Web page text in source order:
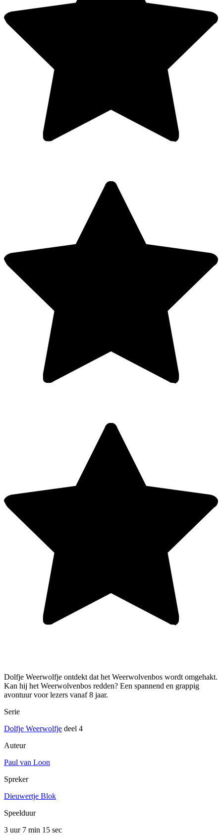
Dolfje Weerwolfje ontdekt dat het Weerwolvenbos wordt omgehakt.
Kan hij het Weerwolvenbos redden? Een spannend en grappig
avontuur voor lezers vanaf 8 jaar.
Serie
Dolfje Weerwolfje deel 4
Auteur
Paul van Loon
Spreker
Dieuwertje Blok
Speelduur
3 uur 7 min 15 sec